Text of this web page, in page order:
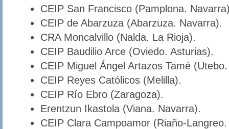
CEIP San Francisco (Pamplona.
CEIP de Abarzuza (Abarzuza. Navarra).
CRA Moncalvillo (Nalda. La Rioja).
CEIP Baudilio Arce (Oviedo. Asturias).
CEIP Miguel Ángel Artazos Tamé
CEIP Reyes Católicos (Melilla).
CEIP Río Ebro (Zaragoza).
Erentzun Ikastola (Viana. Navarra).
CEIP Clara Campoamor (Riaño-